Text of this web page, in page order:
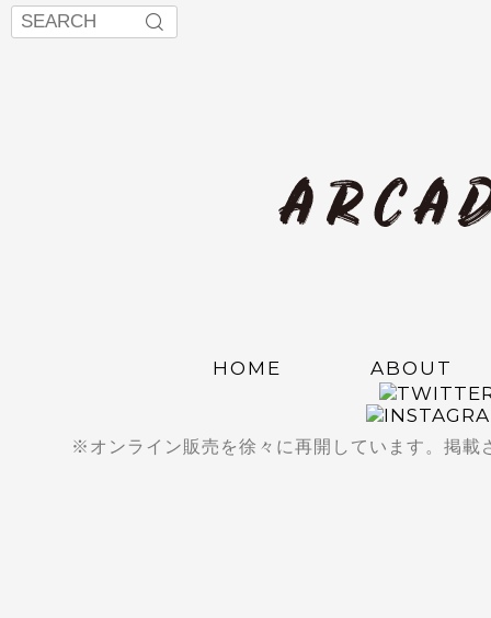
HOME ABOUT
※オンライン販売を徐々に再開しています。掲載